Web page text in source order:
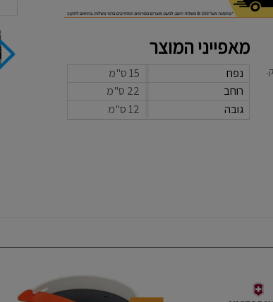
מאפייני המוצר
נפח
15 ס"מ
רוחב
22 ס"מ
גובה
12 ס"מ